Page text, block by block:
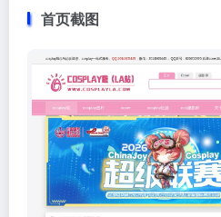
首页截图